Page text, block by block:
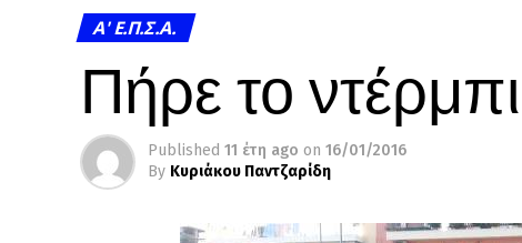
A' Ε.Π.Σ.Α.
Πήρε το
Published 11 έτη ago on 16/01/2016
By Κυριάκου Παντζαρίδη